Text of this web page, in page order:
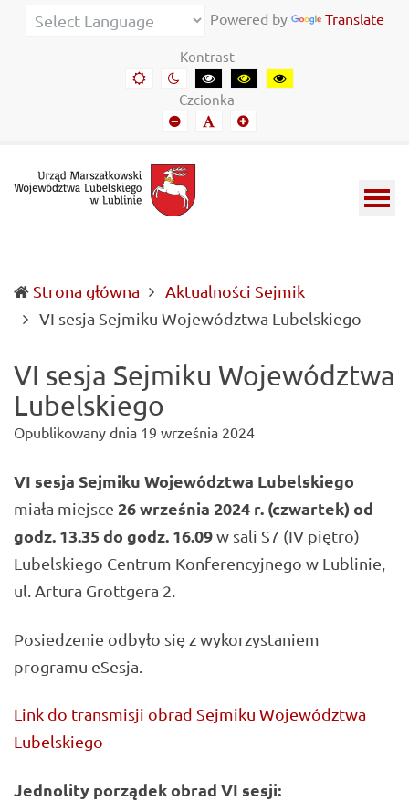
Urząd
Informacje
Lubelszczyźnie
Powered by Translate
Kontrast
Domyślny
kontrast
Kontrast
nocny
Kontrast
czarny-
biały
Kontrast
czarny-
Kontrast
żółto-
Czcionka
Mniejszy
font
Domyślny
font
Mniejszy
Strona główna
Aktualności Sejmik
VI sesja Sejmiku Województwa Lubelskiego
VI sesja Sejmiku Województwa
Lubelskiego
Opublikowany dnia 19 września 2024
VI sesja Sejmiku Województwa Lubelskiego
miała miejsce 26 września 2024 r. (czwartek) od
godz. 13.35 do godz. 16.09w sali S7 (IV piętro)
Lubelskiego Centrum Konferencyjnego w Lublinie,
ul. Artura Grottgera 2.
Posiedzenie odbyło się z wykorzystaniem
programu eSesja.
Link do transmisji obrad Sejmiku Województwa
Lubelskiego
Jednolity porządek obrad VI sesji: